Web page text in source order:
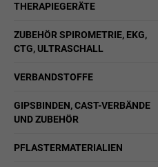
THERAPIEGERÄTE
ZUBEHÖR SPIROMETRIE, EKG,
CTG, ULTRASCHALL
VERBANDSTOFFE
GIPSBINDEN, CAST-VERBÄNDE
UND ZUBEHÖR
PFLASTERMATERIALIEN